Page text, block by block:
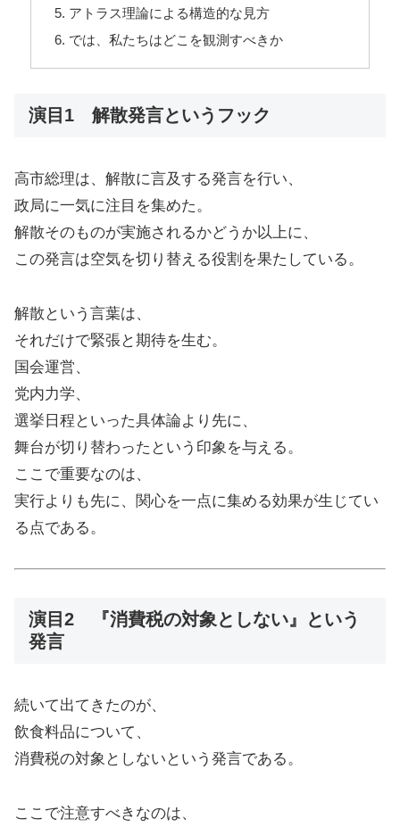
アトラス理論による構造的な見方
では、私たちはどこを観測すべきか
演目1 解散発言というフック
高市総理は、解散に言及する発言を行い、
政局に一気に注目を集めた。
解散そのものが実施されるかどうか以上に、
この発言は空気を切り替える役割を果たしている。
解散という言葉は、
それだけで緊張と期待を生む。
国会運営、
党内力学、
選挙日程といった具体論より先に、
舞台が切り替わったという印象を与える。
ここで重要なのは、
実行よりも先に、関心を一点に集める効果が生じてい
る点である。
演目2 『消費税の対象としない』という
発言
続いて出てきたのが、
飲食料品について、
消費税の対象としないという発言である。
ここで注意すべきなのは、